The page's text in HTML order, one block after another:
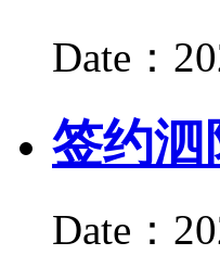
Date：
签约泗
Date：